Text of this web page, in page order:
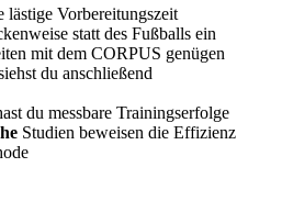
lästige Vorbereitungszeit
statt des Fußballs ein
mit dem CORPUS genügen
du anschließend
du messbare Trainingserfolge
Studien beweisen die Effizienz